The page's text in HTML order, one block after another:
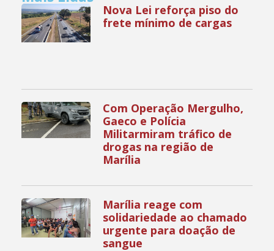
Nova Lei reforça piso do
frete mínimo de cargas
Com Operação Mergulho,
Gaeco e Polícia
Militarmiram tráfico de
drogas na região de
Marília
Marília reage com
solidariedade ao chamado
urgente para doação de
sangue